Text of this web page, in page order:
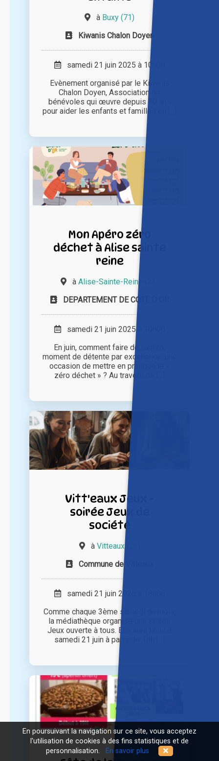
à Buxy (71)
Kiwanis Chalon Doyen
samedi 21 juin 2025 à 10h00
Evènement organisé par le Kiwanis
Chalon Doyen, Association de
bénévoles qui œuvre depuis 50 ans
pour aider les enfants et familles en [...]
Mon Apéro zéro
déchet à Alise sainte
reine
à Alise-Sainte-Reine (21)
DEPARTEMENT DE COTE D OR
samedi 21 juin 2025 à 10h00
En juin, comment faire de l’apéro,
moment de détente par excellence, une
occasion de mettre en pratique le «
zéro déchet » ? Au travers de [...]
Vitt'eaux Jeux -
soirée Jeux de
société
à Vitteaux (21)
Commune de Vitteaux
samedi 21 juin 2025 à 18h00
Comme chaque 3ème samedi du mois,
la médiathèque organise une soirée
Jeux ouverte à tous. Elle aura lieu ce
samedi 21 juin à partir de 18h [...]
En poursuivant la navigation sur ce site, vous acceptez
l'utilisation de cookies à des fins statistiques et de
personnalisation.
En savoir plus